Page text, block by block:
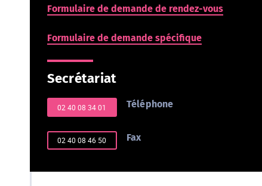
Formulaire de demande de rendez-vous
Formulaire de demande spécifique
Secrétariat
Téléphone
02 40 08 34 01
Fax
02 40 08 46 50